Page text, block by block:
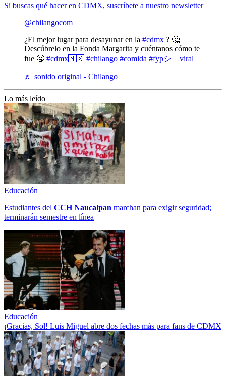
Si buscas qué hacer en CDMX, suscríbete a nuestro newsletter
@chilangocom
¿El mejor lugar para desayunar en la #cdmx ? 🤔
Descúbrelo en la Fonda Margarita y cuéntanos cómo te
fue 🤤 #cdmx🇲🇽 #chilango #comida #fypシ゚viral
♬ sonido original - Chilango
Lo más leído
Educación
Estudiantes del CCH Naucalpan marchan para exigir seguridad;
terminarán semestre en línea
Educación
¡Gracias, Sol! Luis Miguel abre dos fechas más para fans de CDMX